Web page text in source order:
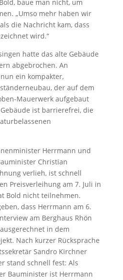
baue man nicht, um
„Umso mehr haben wir
die Nachricht kam, dass
wird.“
hatte das alte Gebäude
abgebrochen. An
ein kompakter,
der auf dem
Mauerwerk aufgebaut
ist barrierefrei, die
Herrmann und
Christian
verlieh, ist schnell
Preisverleihung am 7. Juli in
Bold nicht teilnehmen.
dass Herrmann am 6.
am Berghaus Rhön
in dem
Nach kurzer Rücksprache
Sandro Kirchner
stand schnell fest: Als
Bauminister ist Herrmann